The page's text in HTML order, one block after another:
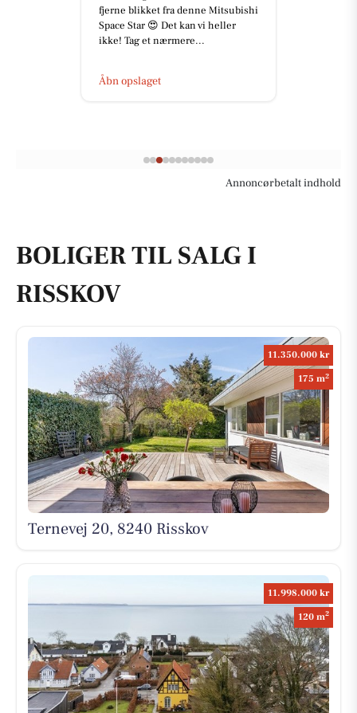
fjerne blikket fra denne Mitsubishi
Space Star 😍 Det kan vi heller
ikke! Tag et nærmere...
Åbn opslaget
Annoncørbetalt indhold
BOLIGER TIL SALG I
RISSKOV
11.350.000 kr
175 m2
Ternevej 20, 8240 Risskov
11.998.000 kr
120 m2